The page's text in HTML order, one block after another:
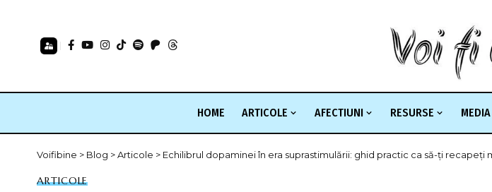
HOME ARTICOLE AFECTIUNI RESURSE MEDIA
Voifibine > Blog >Articole > Echilibrul dopaminei în era suprastimulării: ghid practic ca să-ți recapeți
ARTICOLE